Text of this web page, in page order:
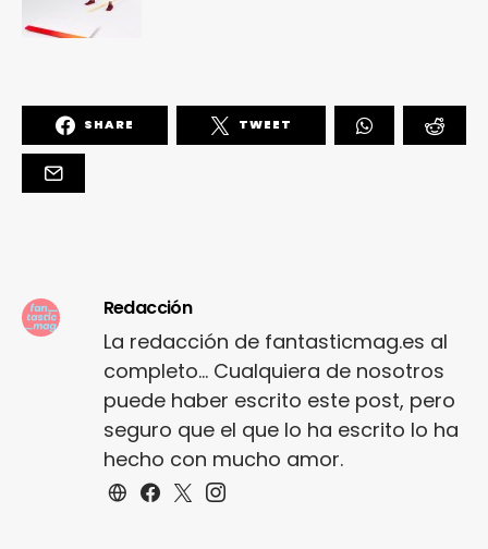
SHARE TWEET
Redacción
La redacción de fantasticmag.es al
completo... Cualquiera de nosotros
puede haber escrito este post, pero
seguro que el que lo ha escrito lo ha
hecho con mucho amor.